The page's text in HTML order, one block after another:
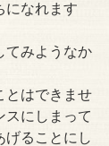
なれます
みようなか
はできませ
にしまって
ることにし